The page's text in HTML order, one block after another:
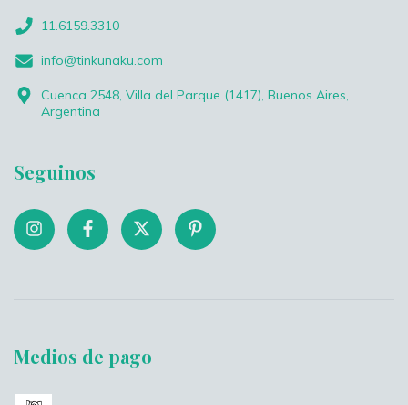
11.6159.3310
info@tinkunaku.com
Cuenca 2548, Villa del Parque (1417), Buenos Aires,
Argentina
Seguinos
Medios de pago